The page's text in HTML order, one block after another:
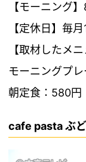
【モーニング
【定休日】毎月
【取材したメニ
モーニングプ
朝定食：580円
cafe pasta ぶ